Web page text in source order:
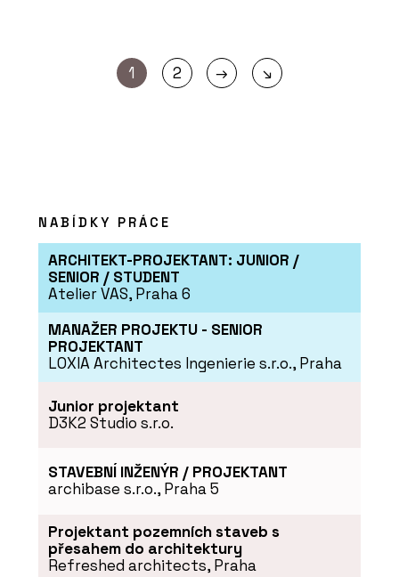
1 2 → ↘
NABÍDKY PRÁCE
ARCHITEKT-PROJEKTANT: JUNIOR /
SENIOR / STUDENT
Atelier VAS, Praha 6
MANAŽER PROJEKTU - SENIOR
PROJEKTANT
LOXIA Architectes Ingenierie s.r.o., Praha
Junior projektant
D3K2 Studio s.r.o.
STAVEBNÍ INŽENÝR / PROJEKTANT
archibase s.r.o., Praha 5
Projektant pozemních staveb s
přesahem do architektury
Refreshed architects, Praha